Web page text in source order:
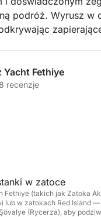
podróż. Wyrusz w
wyjątkowym.
zachwycające
Pływaj w
idealnej do
całodniowego
czwartym
słońca nad
dnia w raju.
Yacht Fethiye
recenzje
w zatoce
(takich jak Zatoka
lub w zatokach Red
(Rycerza), aby